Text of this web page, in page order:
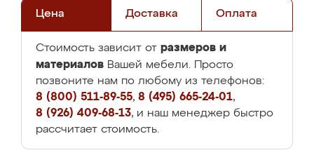
Цена Доставка Оплата
Стоимость зависит от размеров и
материалов Вашей мебели. Просто
позвоните нам по любому из телефонов:
8 (800) 511-89-55, 8 (495) 665-24-01,
8 (926) 409-68-13, и наш менеджер быстро
рассчитает стоимость.